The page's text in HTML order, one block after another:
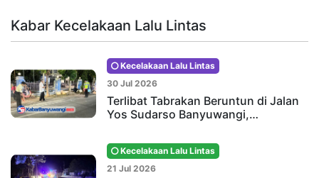
Kabar Kecelakaan Lalu Lintas
Kecelakaan Lalu Lintas
30 Jul 2026
Terlibat Tabrakan Beruntun di Jalan
Yos Sudarso Banyuwangi,…
Kecelakaan Lalu Lintas
21 Jul 2026